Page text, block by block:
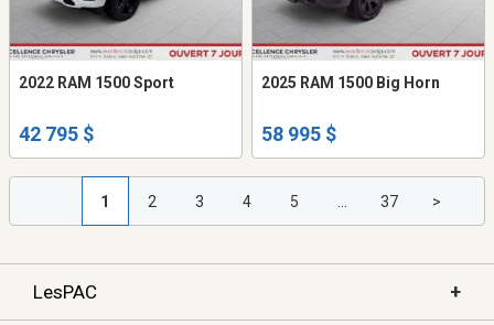
2022 RAM 1500 Sport
42 795 $
2025 RAM 1500 Big Horn
58 995 $
1 2 3 4 5 37 >
LesPAC +